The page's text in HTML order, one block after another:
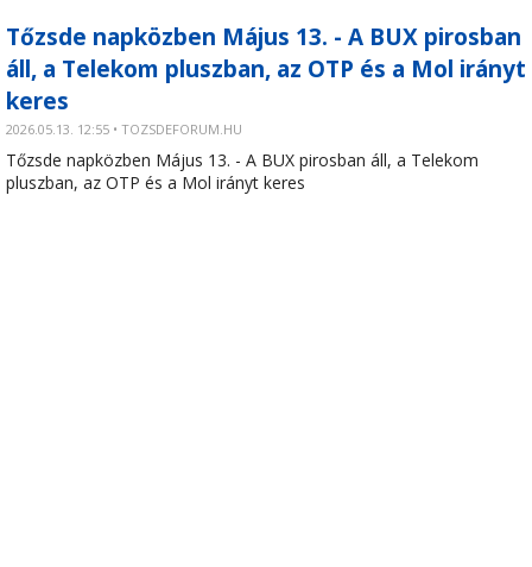
Tőzsde napközben Május 13. - A BUX pirosban
áll, a Telekom pluszban, az OTP és a Mol irányt
keres
2026.05.13. 12:55 • TOZSDEFORUM.HU
Tőzsde napközben Május 13. - A BUX pirosban áll, a Telekom
pluszban, az OTP és a Mol irányt keres